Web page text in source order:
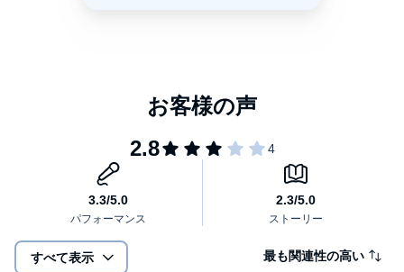
すべて表示 最も関連性の高い